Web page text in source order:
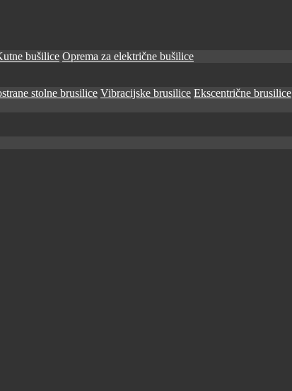
bušilice Oprema za električne bušilice
stolne brusilice Vibracijske brusilice Ekscentrične brusilice